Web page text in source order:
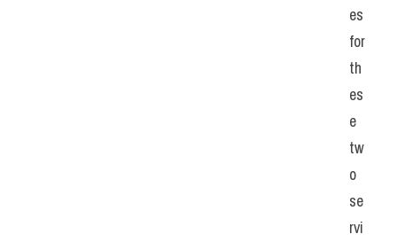
es
for
th
es
e
tw
o
se
rvi